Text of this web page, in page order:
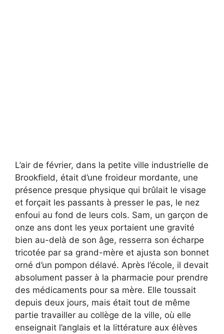
L’air de février, dans la petite ville industrielle de
Brookfield, était d’une froideur mordante, une
présence presque physique qui brûlait le visage
et forçait les passants à presser le pas, le nez
enfoui au fond de leurs cols. Sam, un garçon de
onze ans dont les yeux portaient une gravité
bien au-delà de son âge, resserra son écharpe
tricotée par sa grand-mère et ajusta son bonnet
orné d’un pompon délavé. Après l’école, il devait
absolument passer à la pharmacie pour prendre
des médicaments pour sa mère. Elle toussait
depuis deux jours, mais était tout de même
partie travailler au collège de la ville, où elle
enseignait l’anglais et la littérature aux élèves